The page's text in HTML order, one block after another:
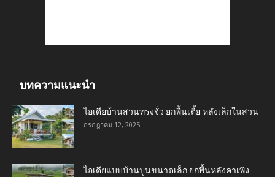
บทความแนะนำ
ไอเดียบ้านสวนทรงจั่ว ยกพื้นเตี้ย หลังเล็กในสวน
กรกฎาคม 12, 2025
ไอเดียแบบบ้านปูนขนาดเล็ก ยกพื้นหลังคาเพิง